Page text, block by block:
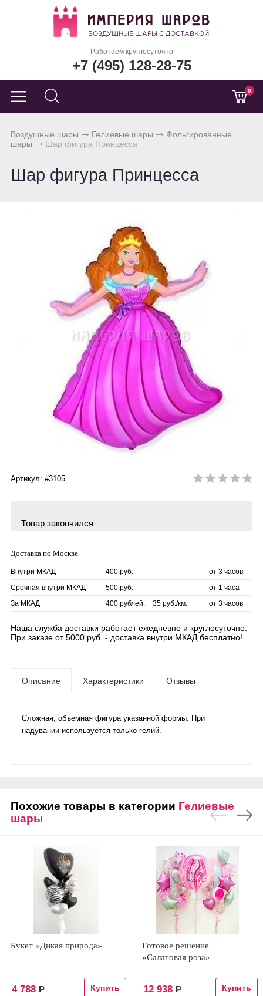
Работаем круглосуточно
+7 (495) 128-28-75
0
Воздушные шары Гелиевые шары
Фольгированные
шары
Шар фигура Принцесса
Шар фигура Принцесса
Артикул: #3105
Товар закончился
Доставка по Москве
Внутри МКАД 400 руб.
от 3 часов
Срочная внутри МКАД
500 руб.
от 1 часа
За МКАД
400 рублей. + 35 руб./км. от 3 часов
Наша служба доставки работает ежедневно и круглосуточно.
При заказе от 5000 руб. - доставка внутри МКАД бесплатно!
Описание Характеристики Отзывы
Сложная, объемная фигура указанной формы. При
надувании используется только гелий.
Похожие товары в категории Гелиевые
шары
Букет «Дикая природа»
4 788 Р
Готовое решение
«Салатовая роза»
12 938 Р